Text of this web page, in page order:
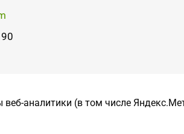
Политика
аналитики (в том числе